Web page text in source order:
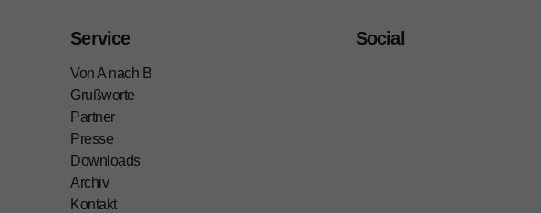
Service
Von A nach B
Grußworte
Partner
Presse
Downloads
Archiv
Kontakt
Social